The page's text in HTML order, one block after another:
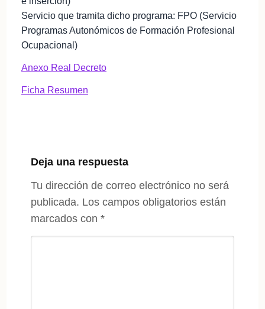
Servicio que tramita dicho programa: FPO (Servicio
Programas Autonómicos de Formación Profesional
Ocupacional)
Anexo Real Decreto
Ficha Resumen
Deja una respuesta
Tu dirección de correo electrónico no será
publicada. Los campos obligatorios están
marcados con *